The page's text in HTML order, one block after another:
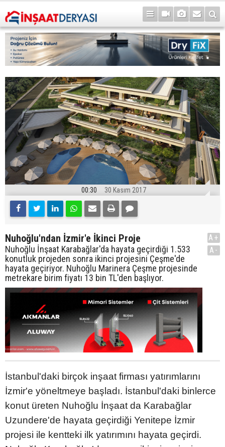
00:30 30 Kasım 2017
Nuhoğlu'ndan İzmir'e İkinci Proje
Nuhoğlu İnşaat Karabağlar'da hayata geçirdiği 1.533
konutluk projeden sonra ikinci projesini Çeşme'de
hayata geçiriyor. Nuhoğlu Marinera Çeşme projesinde
metrekare birim fiyatı 13 bin TL'den başlıyor.
A+
A-
İstanbul'daki birçok inşaat firması yatırımlarını
İzmir'e yöneltmeye başladı. İstanbul'daki binlerce
konut üreten Nuhoğlu İnşaat da Karabağlar
Uzundere'de hayata geçirdiği Yenitepe İzmir
projesi ile kentteki ilk yatırımını hayata geçirdi.